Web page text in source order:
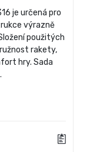
je určená pro
výrazně
použitých
rakety,
hry. Sada